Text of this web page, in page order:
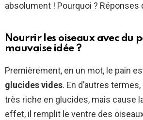
absolument ! Pourquoi ? Réponses
Nourrir les oiseaux avec du
mauvaise idée ?
Premièrement, en un mot, le pain
glucides vides. En d’autres
très riche en glucides, mais cause
effet, il remplit le ventre des